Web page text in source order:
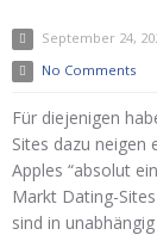
September 24,
No Comments
Für diejenigen
Sites dazu neigen
Apples “absolut
Markt Dating-
sind in